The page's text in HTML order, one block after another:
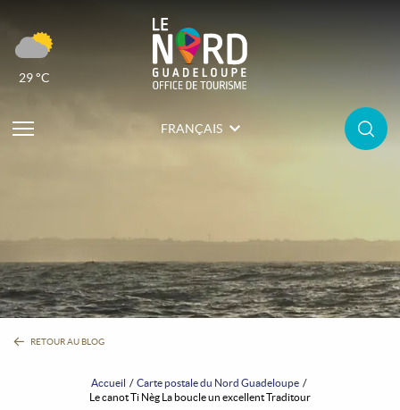
FRANÇAIS
29 °C
RETOUR AU BLOG
Accueil
Carte postale du Nord Guadeloupe
Le canot Ti Nèg La boucle un excellent Traditour